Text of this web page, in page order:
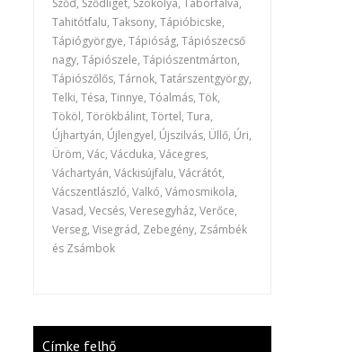
Sződ, Sződliget, Szokolya, Táborfalva,
Tahitótfalu, Taksony, Tápióbicske,
Tápiógyörgye, Tápióság, Tápiószecső
nagy, Tápiószele, Tápiószentmárton,
Tápiószőlős, Tárnok, Tatárszentgyörgy,
Telki, Tésa, Tinnye, Tóalmás, Tök,
Tököl, Törökbálint, Törtel, Tura,
Újhartyán, Újlengyel, Újszilvás, Üllő, Úri,
Üröm, Vác, Vácduka, Vácegres,
Váchartyán, Váckisújfalu, Vácrátót,
Vácszentlászló, Valkó, Vámosmikola,
Vasad, Vecsés, Veresegyház, Verőce,
Verseg, Visegrád, Zebegény, Zsámbék
és Zsámbok
Címke felhő